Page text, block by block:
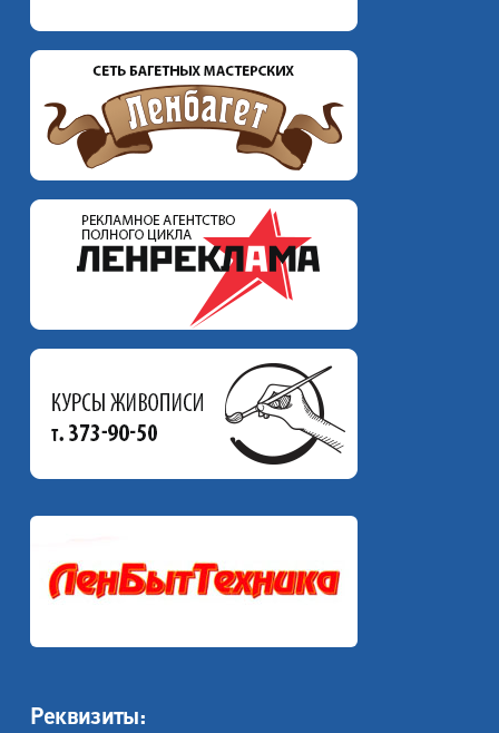
Реквизиты: